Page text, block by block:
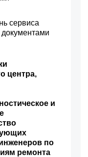
сервиса
центра,
и
по
ремонта